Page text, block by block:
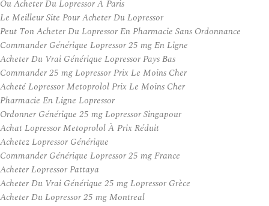
Ou Acheter Du Lopressor A Paris
Le Meilleur Site Pour Acheter Du Lopressor
Peut Ton Acheter Du Lopressor En Pharmacie Sans Ordonnance
Commander Générique Lopressor 25 mg En Ligne
Acheter Du Vrai Générique Lopressor Pays Bas
Commander 25 mg Lopressor Prix Le Moins Cher
Acheté Lopressor Metoprolol Prix Le Moins Cher
Pharmacie En Ligne Lopressor
Ordonner Générique 25 mg Lopressor Singapour
Achat Lopressor Metoprolol À Prix Réduit
Achetez Lopressor Générique
Commander Générique Lopressor 25 mg France
Acheter Lopressor Pattaya
Acheter Du Vrai Générique 25 mg Lopressor Grèce
Acheter Du Lopressor 25 mg Montreal